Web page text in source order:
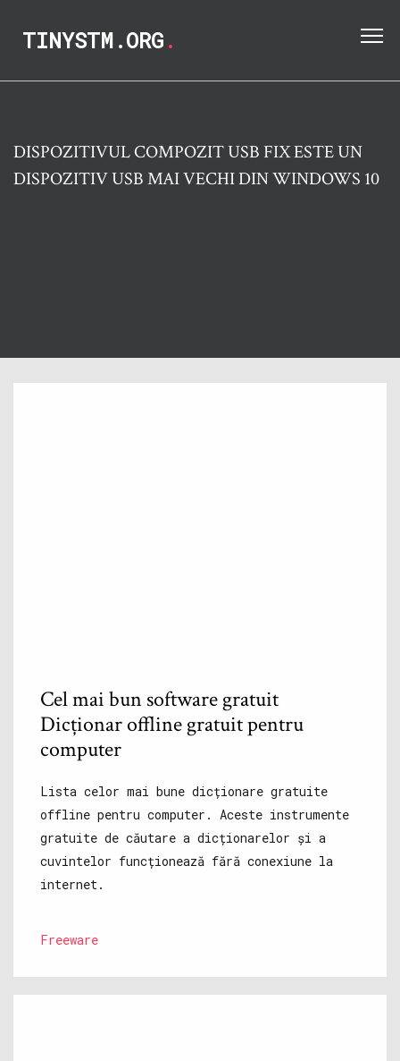
TINYSTM.ORG.
DISPOZITIVUL COMPOZIT USB FIX ESTE UN
DISPOZITIV USB MAI VECHI DIN WINDOWS 10
Cel mai bun software gratuit
Dicționar offline gratuit pentru
computer
Lista celor mai bune dicționare gratuite
offline pentru computer. Aceste instrumente
gratuite de căutare a dicționarelor și a
cuvintelor funcționează fără conexiune la
internet.
Freeware